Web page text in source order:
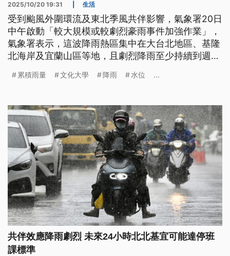
2025/10/20 19:31 生活
受到颱風外圍環流及東北季風共伴影響，氣象署20日
中午啟動「較大規模或較劇烈豪雨事件加強作業」，
氣象署表示，這波降雨熱區集中在大台北地區、基隆
北海岸及宜蘭山區等地，且劇烈降雨至少持續到週三
水暴漲等災害。
累積雨量 文化大學 降雨 水位 ...
共伴效應降雨劇烈 未來24小時北北基宜可能達停班
課標準